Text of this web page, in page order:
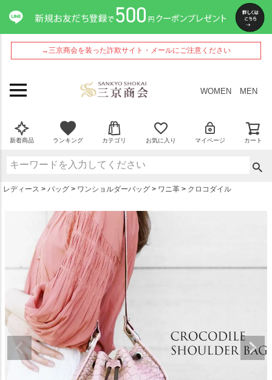
→三京商会を装った詐欺サイト・メールにご注意ください
WOMEN MEN
新着商品 ランキング カテゴリ お気に入り マイページ カート
レディース バッグ ワンショルダーバッグ ワニ革 クロコダイル
ペー
ジト
ップ
へ